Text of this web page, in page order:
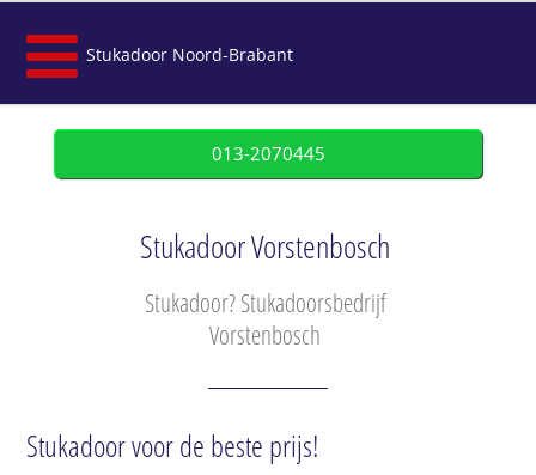
Stukadoor Noord-Brabant
013-2070445
Stukadoor Vorstenbosch
Stukadoor? Stukadoorsbedrijf
Vorstenbosch
Stukadoor voor de beste prijs!